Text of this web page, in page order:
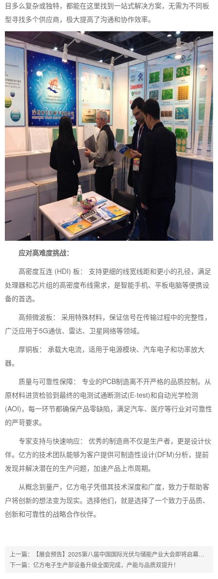
目多么复杂或独特，都能在这里找到一站式解决方案，无需为不同板
型寻找多个供应商，极大提高了沟通和协作效率。
应对高难度挑战：
高密度互连 (HDI) 板： 支持更细的线宽线距和更小的孔径，满足
处理器和芯片组的高密度布线需求，是智能手机、平板电脑等便携设
备的首选。
高频微波板： 采用特殊材料，保证信号在传输过程中的完整性，
广泛应用于5G通信、雷达、卫星网络等领域。
厚铜板： 承载大电流，适用于电源模块、汽车电子和功率放大
器。
质量与可靠性保障： 专业的PCB制造离不开严格的品质控制。从
原材料进货检验到最终的电测试通断测试(E-test)和自动光学检测
(AOI)，每一环节都确保产品零缺陷，满足汽车、医疗等行业对可靠性
的严苛要求。
专家支持与快速响应： 优秀的制造商不仅是生产者，更是设计伙
伴。亿方的技术团队能够为客户提供可制造性设计(DFM)分析，提前
发现并解决潜在的生产问题，加速产品上市周期。
从概念到量产，亿方电子凭借其技术深度和广度，致力于帮助客
户将创新的想法变为现实。选择他们，就是选择了一个致力于品质、
创新和可靠性的战略合作伙伴。
上一篇：
【展会预告】2025第八届中国国际光伏与储能产业大会即将启幕，亿方电子与您相约成都！
下一篇： 亿方电子生产部设备升级全面完成，产能与品质双提升！